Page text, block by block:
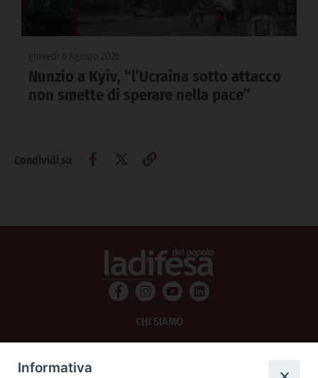
Nunzio a Kyiv, “l’Ucraina sotto attacco
non smette di sperare nella pace”
Condividi su
CHI SIAMO
Informativa